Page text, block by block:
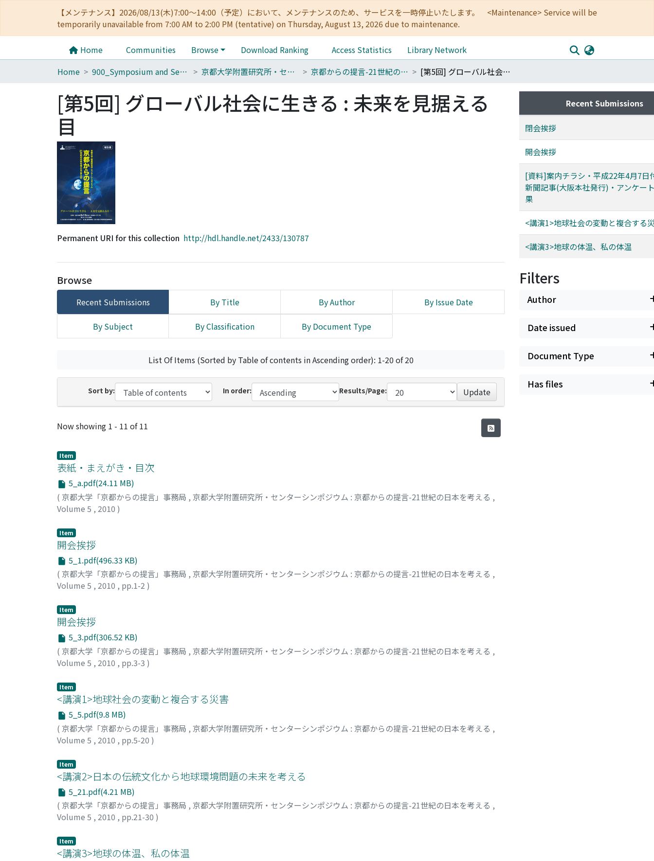
【メンテナンス】2026/08/13(木)7:00～14:00（予定）において、メンテナンスのため、サービスを一時停止いたします。 <Maintenance> Service will be
temporarily unavailable from 7:00 AM to 2:00 PM (tentative) on Thursday, August 13, 2026 due to maintenance.
Home Communities Browse Download Ranking Access Statistics
Library Network
Home
900_Symposium and Seminar in Kyoto University 京都大学附置研究所・センターシンポジウム 京都からの提言-21世紀の日本を考える [第5回] グローバル社会に生きる : 未来を見据える目
[第5回] グローバル社会に生きる : 未来を見据える
目
Permanent URI for this collection http://hdl.handle.net/2433/130787
Browse
Recent Submissions By Title By Author By Issue Date
By Subject By Classification By Document Type
List Of Items (Sorted by Table of contents in Ascending order): 1-20 of 20
Sort by: In order: Results/Page: Update
Recent Submissions
Now showing 1 - 11 of 11
Item
表紙・まえがき・目次
5_a.pdf(24.11 MB)
( 京都大学「京都からの提言」事務局 , 京都大学附置研究所・センターシンポジウム : 京都からの提言-21世紀の日本を考える ,
Volume 5 , 2010 )
Item
開会挨拶
5_1.pdf(496.33 KB)
( 京都大学「京都からの提言」事務局 , 京都大学附置研究所・センターシンポジウム : 京都からの提言-21世紀の日本を考える ,
Volume 5 , 2010 , pp.1-2 )
Item
開会挨拶
5_3.pdf(306.52 KB)
( 京都大学「京都からの提言」事務局 , 京都大学附置研究所・センターシンポジウム : 京都からの提言-21世紀の日本を考える ,
Volume 5 , 2010 , pp.3-3 )
Item
<講演1>地球社会の変動と複合する災害
5_5.pdf(9.8 MB)
( 京都大学「京都からの提言」事務局 , 京都大学附置研究所・センターシンポジウム : 京都からの提言-21世紀の日本を考える ,
Volume 5 , 2010 , pp.5-20 )
Item
<講演2>日本の伝統文化から地球環境問題の未来を考える
5_21.pdf(4.21 MB)
( 京都大学「京都からの提言」事務局 , 京都大学附置研究所・センターシンポジウム : 京都からの提言-21世紀の日本を考える ,
Volume 5 , 2010 , pp.21-30 )
Item
<講演3>地球の体温、私の体温
Recent Submissions
閉会挨拶
開会挨拶
[資料]案内チラシ・平成22年4月7日
新聞記事(大阪本社発行)・アンケー
果
<講演1>地球社会の変動と複合する
<講演3>地球の体温、私の体温
Filters
Author
Date issued
Document Type
Has files